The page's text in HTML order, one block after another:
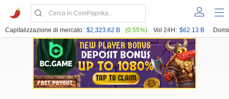
Capitalizzazione di mercato: $2,323.62 B (0.55%) Vol 24H: $62.13 B